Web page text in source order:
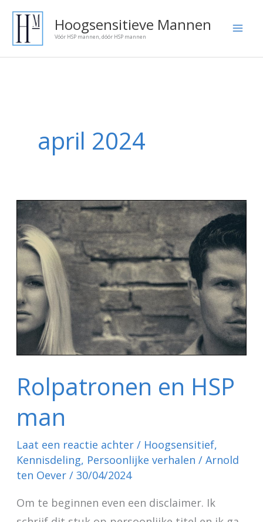
Ga
naar
Hoogsensitieve Mannen
Vóór HSP mannen, dóór HSP mannen
april 2024
Rolpatronen en HSP
man
Laat een reactie achter / Hoogsensitief,
Kennisdeling, Persoonlijke verhalen / Arnold
ten Oever / 30/04/2024
Om te beginnen even een disclaimer. Ik
Rolpatronen
en
HSP
man
Onze
blog
artikelen: